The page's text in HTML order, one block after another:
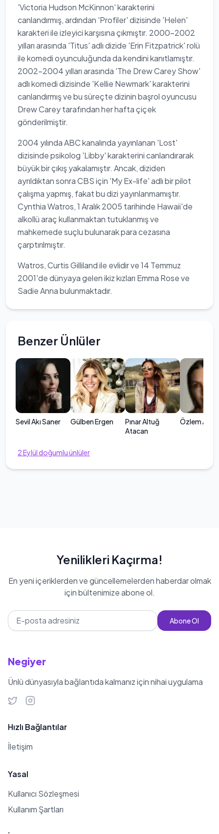
'Victoria Hudson McKinnon' karakterini
canlandırmış, ardından 'Profiler' dizisinde 'Helen'
karakteri ile izleyici karşısına çıkmıştır. 2000-2002
yılları arasında 'Titus' adlı dizide 'Erin Fitzpatrick' rolü
ile komedi oyunculuğunda da kendini kanıtlamıştır.
2002-2004 yılları arasında 'The Drew Carey Show'
adlı komedi dizisinde 'Kellie Newmark' karakterini
canlandırmış ve bu süreçte dizinin başrol oyuncusu
Drew Carey tarafından her hafta çiçek
gönderilmiştir.
2004 yılında ABC kanalında yayınlanan 'Lost'
dizisinde psikolog 'Libby' karakterini canlandırarak
büyük bir çıkış yakalamıştır. Ancak, diziden
ayrıldıktan sonra CBS için 'My Ex-life' adlı bir pilot
çalışma yapmış, fakat bu dizi yayınlanmamıştır.
Cynthia Watros, 1 Aralık 2005 tarihinde Hawaii'de
alkollü araç kullanmaktan tutuklanmış ve
mahkemede suçlu bulunarak para cezasına
çarptırılmıştır.
Watros, Curtis Gilliland ile evlidir ve 14 Temmuz
2001'de dünyaya gelen ikiz kızları Emma Rose ve
Sadie Anna bulunmaktadır.
Benzer Ünlüler
Sevil Akı Saner Gülben Ergen
Pınar Altuğ
Atacan
Özlem
2Eylül doğumlu ünlüler
Yenilikleri Kaçırma!
En yeni içeriklerden ve güncellemelerden haberdar olmak
için bültenimize abone ol.
Abone Ol
Negiyer
Ünlü dünyasıyla bağlantıda kalmanız için nihai uygulama
Hızlı Bağlantılar
İletişim
Yasal
Kullanıcı Sözleşmesi
Kullanım Şartları